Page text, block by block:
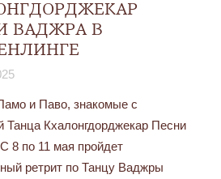
ВАДЖРА В
и Паво, знакомые с
Танца Кхалонгдорджекар Песни
8 по 11 мая пройдет
ретрит по Танцу Ваджры